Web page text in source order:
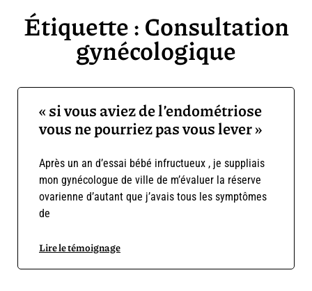
Étiquette : Consultation
gynécologique
« si vous aviez de l’endométriose
vous ne pourriez pas vous lever »
Après un an d’essai bébé infructueux , je suppliais
mon gynécologue de ville de m’évaluer la réserve
ovarienne d’autant que j’avais tous les symptômes
de
Lire le témoignage